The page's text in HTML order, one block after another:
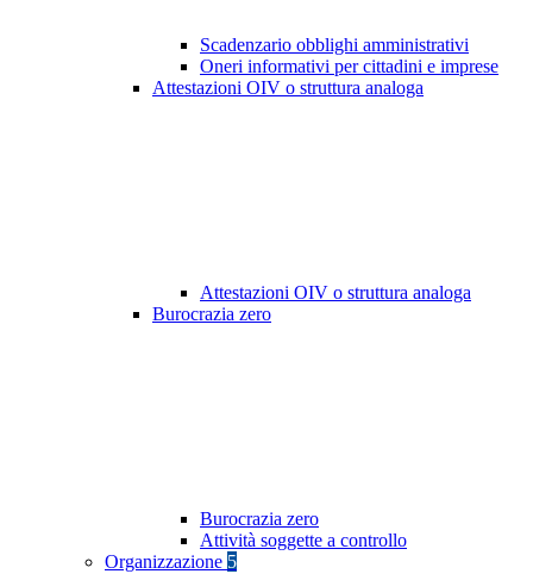
Scadenzario obblighi amministrativi
Oneri informativi per cittadini e imprese
Attestazioni OIV o struttura analoga
Attestazioni OIV o struttura analoga
Burocrazia zero
Burocrazia zero
Attività soggette a controllo
Organizzazione 5